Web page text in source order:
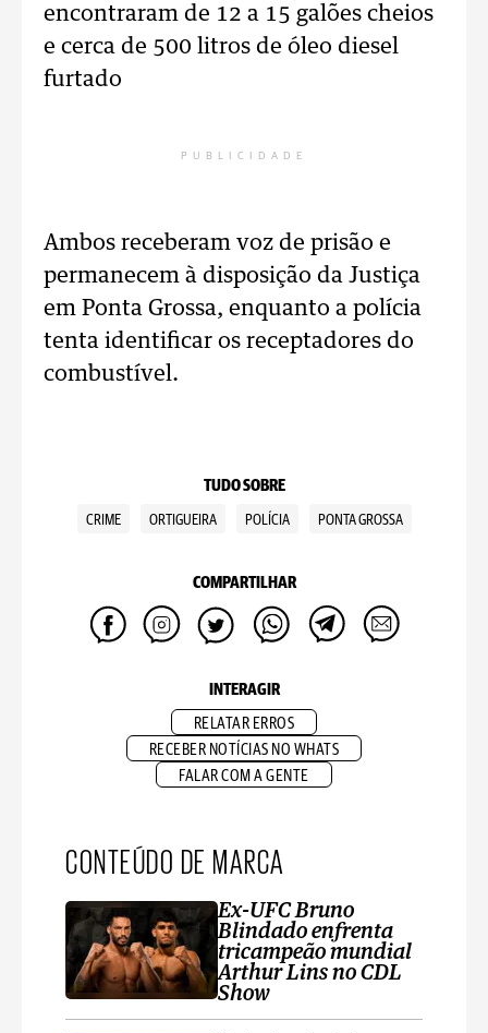
encontraram de 12 a 15 galões cheios
e cerca de 500 litros de óleo diesel
furtado
PUBLICIDADE
Ambos receberam voz de prisão e
permanecem à disposição da Justiça
em Ponta Grossa, enquanto a polícia
tenta identificar os receptadores do
combustível.
TUDO SOBRE
CRIME ORTIGUEIRA POLÍCIA PONTA GROSSA
COMPARTILHAR
INTERAGIR
RELATAR ERROS
RECEBER NOTÍCIAS NO WHATS
FALAR COM A GENTE
CONTEÚDO DE MARCA
Ex-UFC Bruno
Blindado enfrenta
tricampeão mundial
Arthur Lins no CDL
Show